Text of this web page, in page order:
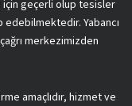
için geçerli olup tesisler
Yabancı
merkezimizden
amaçlıdır, hizmet ve